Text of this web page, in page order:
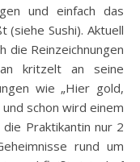
und einfach das
(siehe Sushi). Aktuell
die Reinzeichnungen
kritzelt an seine
wie „Hier gold,
schon wird einem
Praktikantin nur 2
rund um